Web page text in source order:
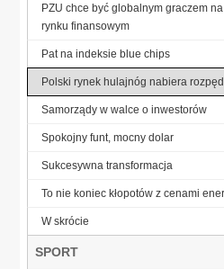
PZU chce być globalnym graczem na
rynku finansowym
Pat na indeksie blue chips
Polski rynek hulajnóg nabiera
Samorządy w walce o inwestorów
Spokojny funt, mocny dolar
Sukcesywna transformacja
To nie koniec kłopotów z cenami
W skrócie
SPORT